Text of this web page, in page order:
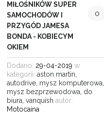
MIŁOŚNIKÓW SUPER
SAMOCHODÓW I
PRZYGÓD JAMESA
BONDA - KOBIECYM
OKIEM
0
Dodano: 29-04-2019 w
kategorii:aston martin,
autodrive, mysz komputerowa,
mysz bezprzewodowa, do
biura,vanquish autor:
Motocaina